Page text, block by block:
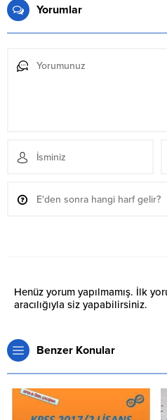
Yorumlar
Henüz yorum yapılmamış. İlk
aracılığıyla siz yapabilirsiniz.
Benzer Konular